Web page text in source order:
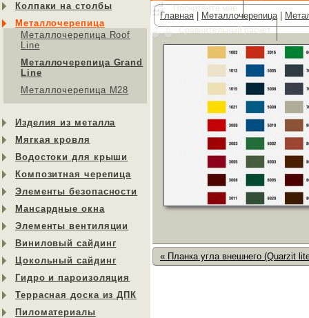
Колпаки на столбы
Металлочерепица
Металлочерепица Roof
Line
Металлочерепица Grand
Line
Металлочерепица М28
Изделия из металла
Мягкая кровля
Водостоки для крыши
Композитная черепица
Элементы безопасности
Мансардные окна
Элементы вентиляции
Виниловый сайдинг
Цокольный сайдинг
Гидро и пароизоляция
Террасная доска из ДПК
Пиломатериалы
Главная Металлочерепица|
« Планка угла внешнего (Quarzit
Посчитайте мне
Сравнительный расчет